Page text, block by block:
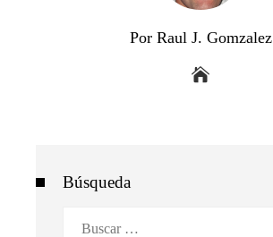
Por Raul J. Gomzalez
Búsqueda